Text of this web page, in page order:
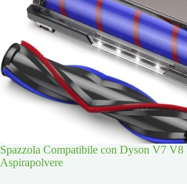
Spazzola Compatibile con Dyson V7
Aspirapolvere